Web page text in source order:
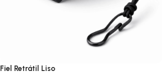
Fiel Retrátil Liso